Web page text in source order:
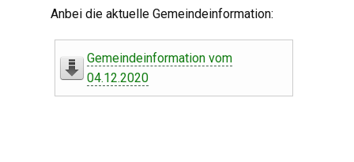
Anbei die aktuelle Gemeindeinformation:
Gemeindeinformation vom
04.12.2020